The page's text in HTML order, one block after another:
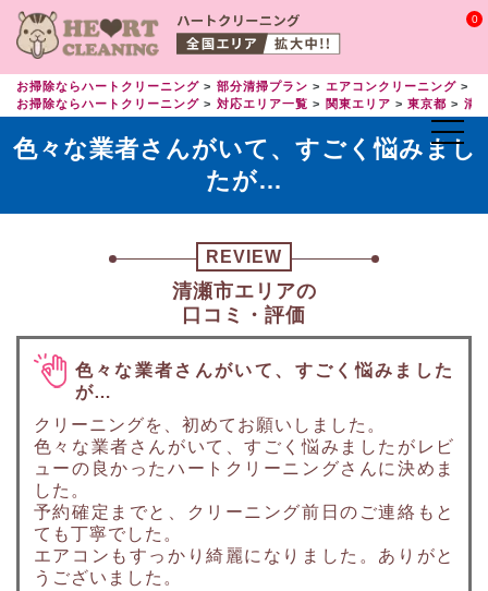
0
お掃除ならハートクリーニング 部分清掃プラン エアコンクリーニング
お掃除ならハートクリーニング
対応エリア一覧 関東エリア 東京都 清
色々な業者さんがいて、すごく悩みまし
たが…
REVIEW
清瀬市エリアの
口コミ・評価
色々な業者さんがいて、すごく悩みました
が…
クリーニングを、初めてお願いしました。
色々な業者さんがいて、すごく悩みましたがレビ
ューの良かったハートクリーニングさんに決めま
した。
予約確定までと、クリーニング前日のご連絡もと
ても丁寧でした。
エアコンもすっかり綺麗になりました。ありがと
うございました。